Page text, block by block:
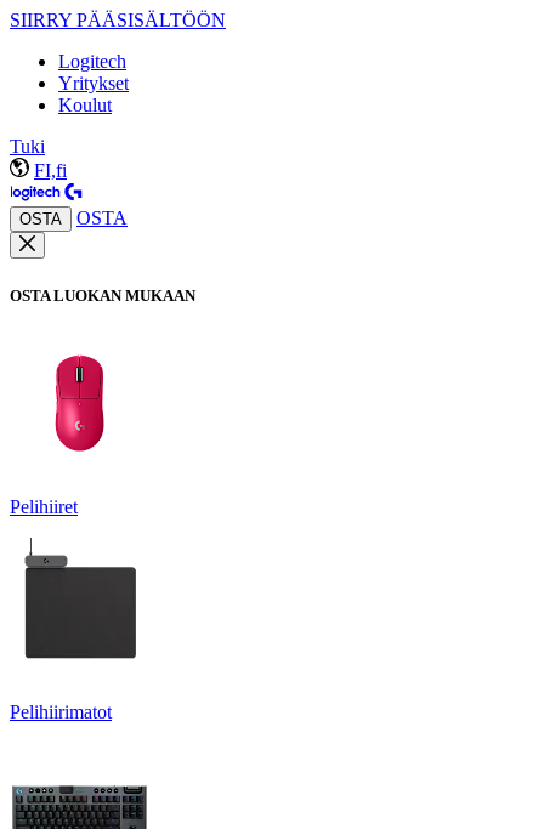
SIIRRY PÄÄSISÄLTÖÖN
Logitech
Yritykset
Koulut
Tuki
FI,fi
OSTA OSTA
OSTA LUOKAN MUKAAN
Pelihiiret
Pelihiirimatot